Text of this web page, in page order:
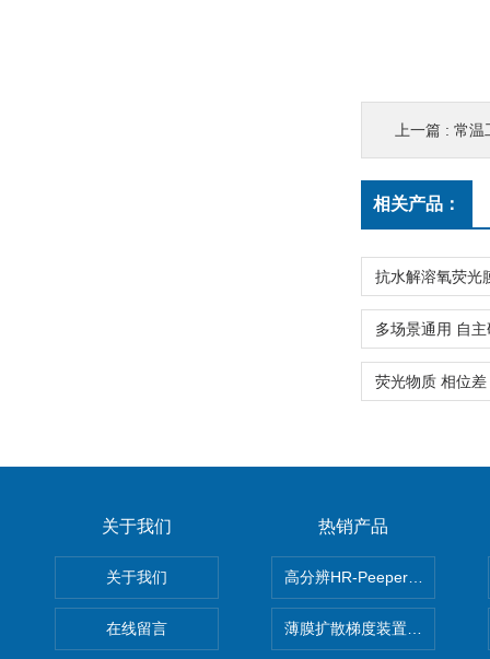
上一篇 : 常温
相关产品：
关于我们
关于我们
在线留言
热销产品
高分辨HR-Peeper采样器孔隙
薄膜扩散梯度装置 Agl DGT